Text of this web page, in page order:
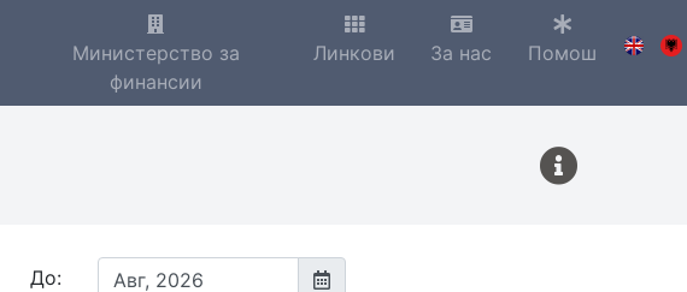
Министерство за
финансии
Линкови За нас Помош
До: